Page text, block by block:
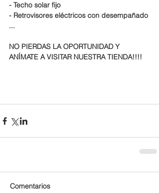
- Techo solar fijo
- Retrovisores eléctricos con desempañado
...
NO PIERDAS LA OPORTUNIDAD Y
ANÍMATE A VISITAR NUESTRA TIENDA!!!!
Comentarios